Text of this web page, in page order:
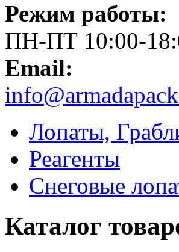
Режим работы:
ПН-ПТ 10:00-
Email:
Лопаты,
Реагенты
Снеговые
Каталог